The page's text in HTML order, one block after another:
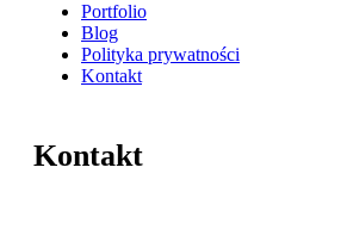
Portfolio
Blog
Polityka prywatności
Kontakt
Kontakt